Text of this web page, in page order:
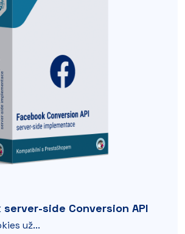
server-side Conversion API
už...